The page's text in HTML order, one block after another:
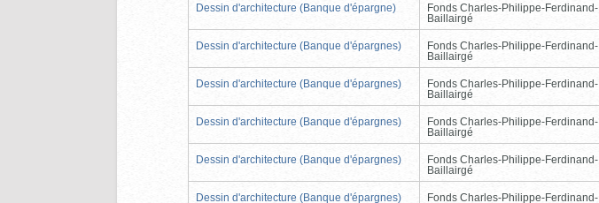
Dessin d'architecture (Banque d'épargne)
Fonds Charles-Philippe-Ferdinand-
Baillairgé
Dessin d'architecture (Banque d'épargnes)
Fonds Charles-Philippe-Ferdinand-
Baillairgé
Dessin d'architecture (Banque d'épargnes)
Fonds Charles-Philippe-Ferdinand-
Baillairgé
Dessin d'architecture (Banque d'épargnes)
Fonds Charles-Philippe-Ferdinand-
Baillairgé
Dessin d'architecture (Banque d'épargnes)
Fonds Charles-Philippe-Ferdinand-
Baillairgé
Dessin d'architecture (Banque d'épargnes)
Fonds Charles-Philippe-Ferdinand-